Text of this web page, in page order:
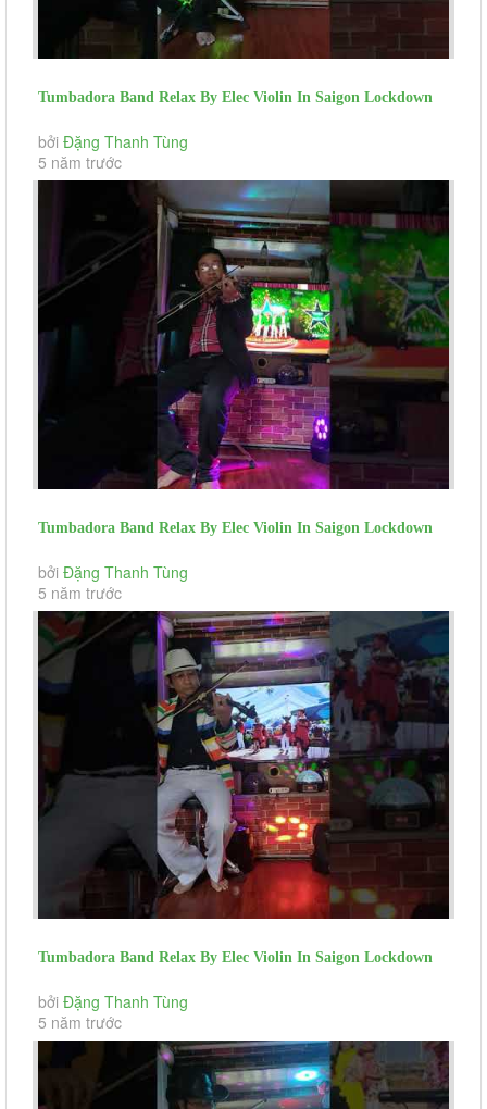
Tumbadora Band Relax By Elec Violin In Saigon Lockdown
Every Thing I Do...
bởi Đặng Thanh Tùng
5 năm trước
Tumbadora Band Relax By Elec Violin In Saigon Lockdown
Wonderful Tonight...
bởi Đặng Thanh Tùng
5 năm trước
Tumbadora Band Relax By Elec Violin In Saigon Lockdown
Tra Lai Em Yeu (day...
bởi Đặng Thanh Tùng
5 năm trước